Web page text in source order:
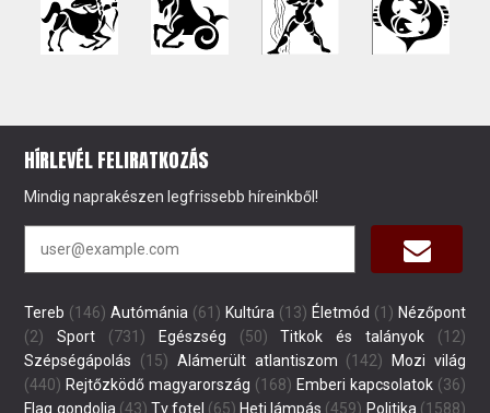
HÍRLEVÉL FELIRATKOZÁS
Mindig naprakészen legfrissebb híreinkből!
Tereb (146) Autómánia (61) Kultúra (13) Életmód (1) Nézőpont
(2)
Sport (731) Egészség (50) Titkok és talányok(12)
Szépségápolás (15) Alámerült atlantiszom (142) Mozi világ
(440) Rejtőzködő magyarország (168) Emberi kapcsolatok(36)
Flag gondolja (43) Tv fotel (65) Heti lámpás (459) Politika (1588)